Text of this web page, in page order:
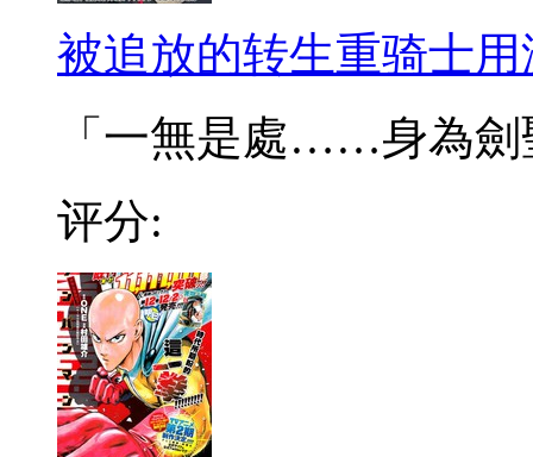
被追放的转生重骑士
「一無是處……身為劍
评分: